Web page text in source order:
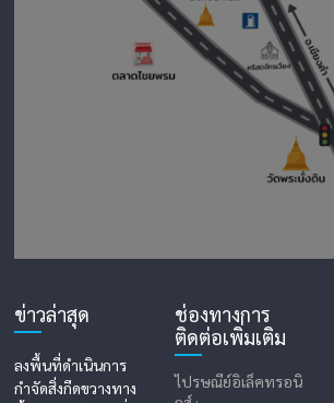
ข่าวล่าสุด
ลงพื้นที่ดำเนินการ
กำจัดสิ่งกีดขวางทาง
ช่องทางการ
ติดต่อเพิ่มเติม
ไปรษณีย์อิเล็คทรอนิ